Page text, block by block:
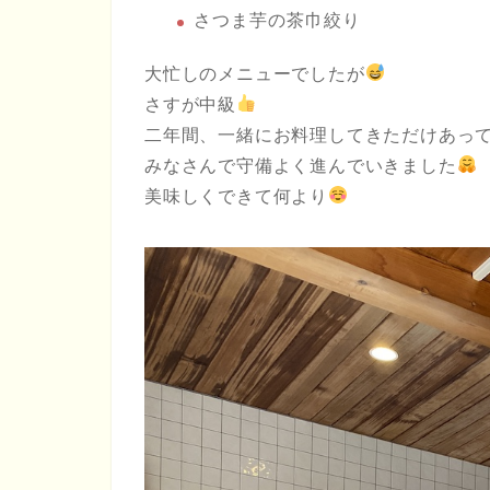
さつま芋の茶巾絞り
大忙しのメニューでしたが
さすが中級
二年間、一緒にお料理してきただけあっ
みなさんで守備よく進んでいきました
美味しくできて何より